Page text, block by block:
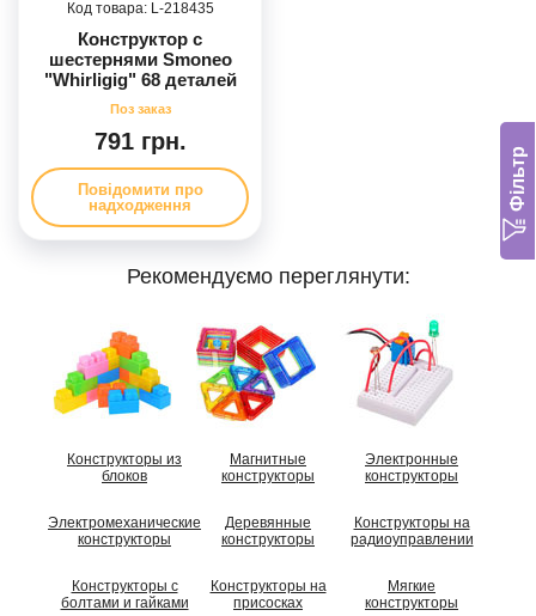
Фільтр
218435
Конструктор с
шестернями Smoneo
"Whirligig" 68 деталей
791 грн.
Повідомити про
надходження
Рекомендуємо переглянути:
Конструкторы из
блоков
Магнитные
конструкторы
Электронные
конструкторы
Электромеханические
конструкторы
Деревянные
конструкторы
Конструкторы на
радиоуправлении
Конструкторы с
болтами и гайками
Конструкторы на
присосках
Мягкие
конструкторы